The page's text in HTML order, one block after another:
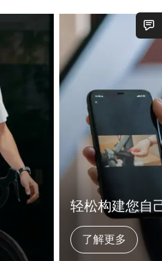
轻松构建您自
了解更多
在等待为您答疑解惑。
开始聊天
关闭